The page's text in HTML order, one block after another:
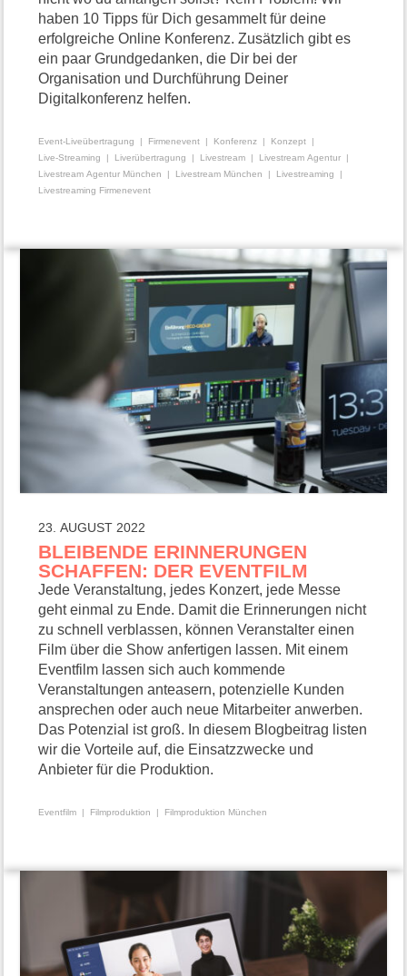
haben 10 Tipps für Dich gesammelt für deine
erfolgreiche Online Konferenz. Zusätzlich gibt es
ein paar Grundgedanken, die Dir bei der
Organisation und Durchführung Deiner
Digitalkonferenz helfen.
Event-Liveübertragung Firmenevent Konferenz
Konzept
Live-Streaming
Liverübertragung Livestream
Livestream Agentur
Livestream Agentur München
Livestream München
Livestreaming
Livestreaming Firmenevent
23. AUGUST 2022
BLEIBENDE ERINNERUNGEN
SCHAFFEN: DER EVENTFILM
Jede Veranstaltung, jedes Konzert, jede Messe
geht einmal zu Ende. Damit die Erinnerungen nicht
zu schnell verblassen, können Veranstalter einen
Film über die Show anfertigen lassen. Mit einem
Eventfilm lassen sich auch kommende
Veranstaltungen anteasern, potenzielle Kunden
ansprechen oder auch neue Mitarbeiter anwerben.
Das Potenzial ist groß. In diesem Blogbeitrag listen
wir die Vorteile auf, die Einsatzzwecke und
Anbieter für die Produktion.
Eventfilm Filmproduktion Filmproduktion München